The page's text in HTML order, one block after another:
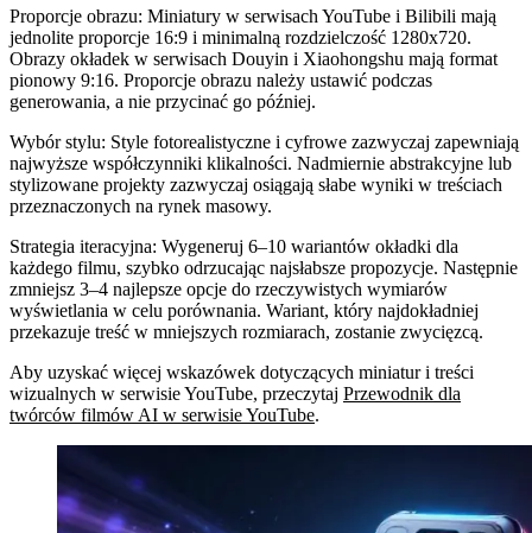
Proporcje obrazu: Miniatury w serwisach YouTube i Bilibili mają
jednolite proporcje 16:9 i minimalną rozdzielczość 1280x720.
Obrazy okładek w serwisach Douyin i Xiaohongshu mają format
pionowy 9:16. Proporcje obrazu należy ustawić podczas
generowania, a nie przycinać go później.
Wybór stylu: Style fotorealistyczne i cyfrowe zazwyczaj zapewniają
najwyższe współczynniki klikalności. Nadmiernie abstrakcyjne lub
stylizowane projekty zazwyczaj osiągają słabe wyniki w treściach
przeznaczonych na rynek masowy.
Strategia iteracyjna: Wygeneruj 6–10 wariantów okładki dla
każdego filmu, szybko odrzucając najsłabsze propozycje. Następnie
zmniejsz 3–4 najlepsze opcje do rzeczywistych wymiarów
wyświetlania w celu porównania. Wariant, który najdokładniej
przekazuje treść w mniejszych rozmiarach, zostanie zwycięzcą.
Aby uzyskać więcej wskazówek dotyczących miniatur i treści
wizualnych w serwisie YouTube, przeczytaj Przewodnik dla
twórców filmów AI w serwisie YouTube.